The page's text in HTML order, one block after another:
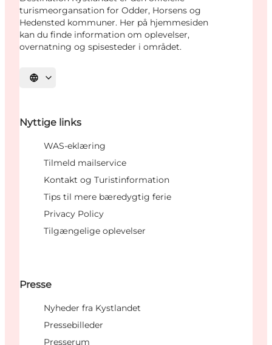
turismeorgansation for Odder, Horsens og
Hedensted kommuner. Her på hjemmesiden
kan du finde information om oplevelser,
overnatning og spisesteder i området.
Vælg sprog
Nyttige links
WAS-eklæring
Tilmeld mailservice
Kontakt og Turistinformation
Tips til mere bæredygtig ferie
Privacy Policy
Tilgængelige oplevelser
Presse
Nyheder fra Kystlandet
Pressebilleder
Presserum